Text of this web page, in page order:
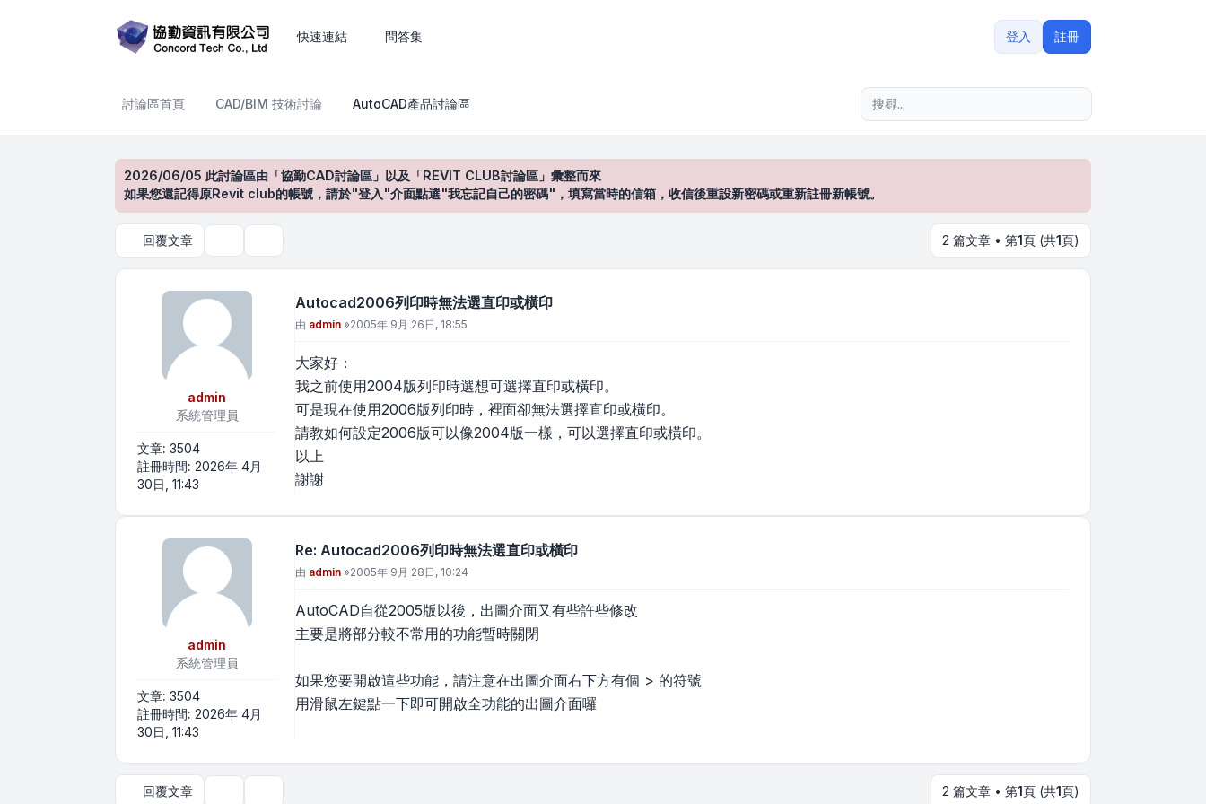
快速連結 問答集 登入 註冊
討論區首頁 CAD/BIM 技術討論 AutoCAD產品討論區
2026/06/05 此討論區由「協勤CAD討論區」以及「REVIT CLUB討論區」彙整而來
如果您還記得原Revit club的帳號，請於"登入"介面點選"我忘記自己的密碼"，填寫當時的信箱，收信後重設新密碼或重新註冊新帳號。
回覆文章 2 篇文章 • 第1頁 (共1頁)
admin
系統管理員
文章: 3504
註冊時間: 2026年 4月
30日, 11:43
Autocad2006列印時無法選直印或橫印
文章
由 admin »2005年 9月 26日, 18:55
大家好：
我之前使用2004版列印時選想可選擇直印或橫印。
可是現在使用2006版列印時，裡面卻無法選擇直印或橫印。
請教如何設定2006版可以像2004版一樣，可以選擇直印或橫印。
以上
謝謝
admin
系統管理員
文章: 3504
註冊時間: 2026年 4月
30日, 11:43
Re: Autocad2006列印時無法選直印或橫印
文章
由 admin »2005年 9月 28日, 10:24
AutoCAD自從2005版以後，出圖介面又有些許些修改
主要是將部分較不常用的功能暫時關閉
如果您要開啟這些功能，請注意在出圖介面右下方有個 > 的符號
用滑鼠左鍵點一下即可開啟全功能的出圖介面囉
回覆文章 2 篇文章 • 第1頁 (共1頁)